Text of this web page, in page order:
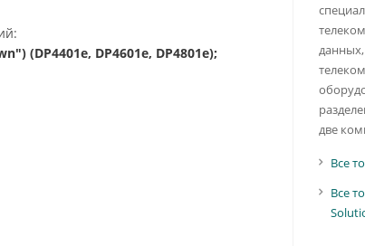
(DP4401e, DP4601e, DP4801e);
данных,
две
Все
Все